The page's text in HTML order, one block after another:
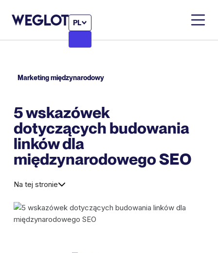
PL
Marketing międzynarodowy
5 wskazówek
dotyczących budowania
linków dla
międzynarodowego SEO
Na tej stronie